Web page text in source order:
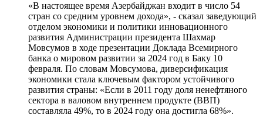
«В настоящее время Азербайджан входит в число 54
стран со средним уровнем дохода», - сказал заведующий
отделом экономики и политики инновационного
развития Администрации президента Шахмар
Мовсумов в ходе презентации Доклада Всемирного
банка о мировом развитии за 2024 год в Баку 10
февраля. По словам Мовсумова, диверсификация
экономики стала ключевым фактором устойчивого
развития страны: «Если в 2011 году доля ненефтяного
сектора в валовом внутреннем продукте (ВВП)
составляла 49%, то в 2024 году она достигла 68%».